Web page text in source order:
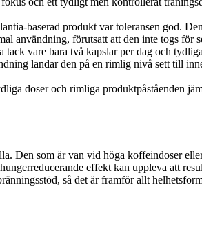
baserad produkt var toleransen god.
användning, förutsatt att den inte togs för
tack vare bara två kapslar per dag och
landar den på en rimlig nivå sett till
doser och rimliga produktpåståenden
Den som är van vid höga koffeindoser
effekt kan uppleva att
så det är framför allt